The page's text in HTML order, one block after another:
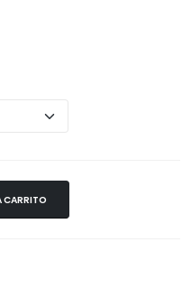
CARRITO